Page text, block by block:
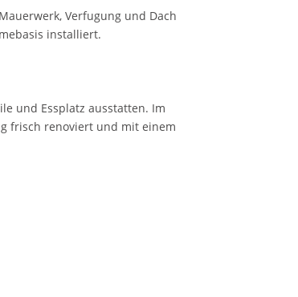
Verfugung und Dach
installiert.
und Essplatz ausstatten. Im
frisch renoviert und mit einem